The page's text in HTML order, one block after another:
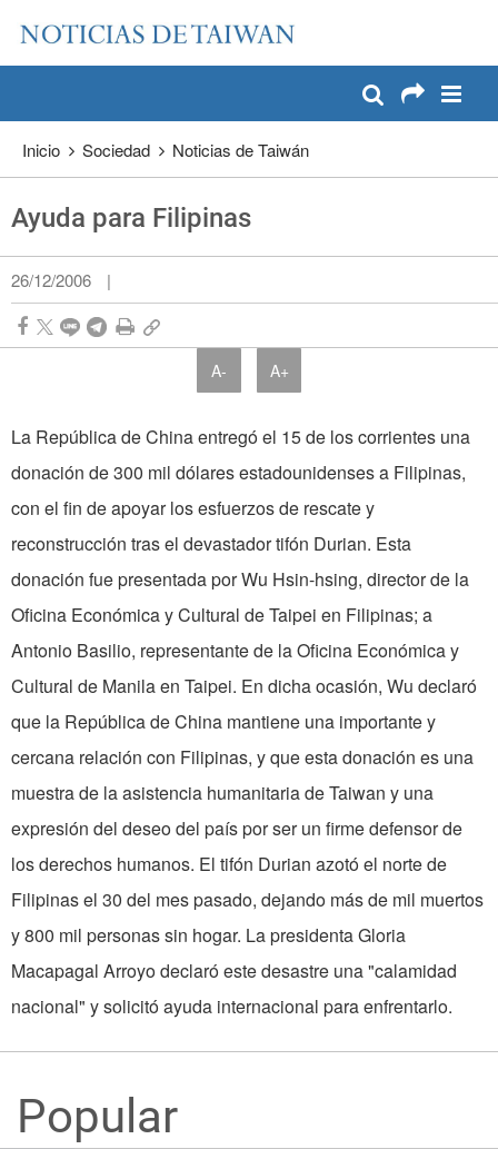
Pase a contenido principal
Inicio Sociedad Noticias de Taiwán
Ayuda para Filipinas
26/12/2006 |
A- A+
La República de China entregó el 15 de los corrientes una
donación de 300 mil dólares estadounidenses a Filipinas,
con el fin de apoyar los esfuerzos de rescate y
reconstrucción tras el devastador tifón Durian. Esta
donación fue presentada por Wu Hsin-hsing, director de la
Oficina Económica y Cultural de Taipei en Filipinas; a
Antonio Basilio, representante de la Oficina Económica y
Cultural de Manila en Taipei. En dicha ocasión, Wu declaró
que la República de China mantiene una importante y
cercana relación con Filipinas, y que esta donación es una
muestra de la asistencia humanitaria de Taiwan y una
expresión del deseo del país por ser un firme defensor de
los derechos humanos. El tifón Durian azotó el norte de
Filipinas el 30 del mes pasado, dejando más de mil muertos
y 800 mil personas sin hogar. La presidenta Gloria
Macapagal Arroyo declaró este desastre una "calamidad
nacional" y solicitó ayuda internacional para enfrentarlo.
Popular